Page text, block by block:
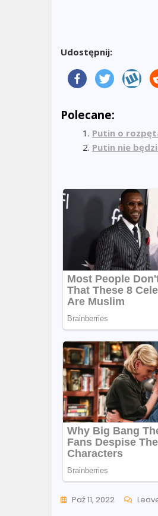
Udostępnij:
Polecane:
Putin o
Putin nie
Paź 11, 2022